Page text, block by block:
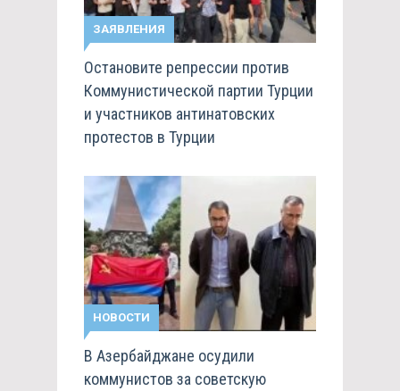
ЗАЯВЛЕНИЯ
Остановите репрессии против
Коммунистической партии Турции
и участников антинатовских
протестов в Турции
НОВОСТИ
В Азербайджане осудили
коммунистов за советскую